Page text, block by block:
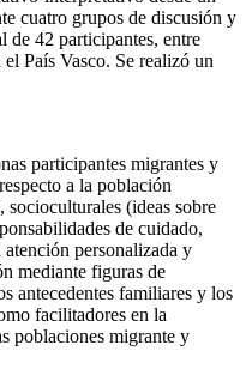
cuatro grupos de discusión y
de 42 participantes, entre
País Vasco. Se realizó un
participantes migrantes y
a la población
(ideas sobre
de cuidado,
personalizada y
mediante figuras de
antecedentes familiares y los
facilitadores en la
poblaciones migrante y